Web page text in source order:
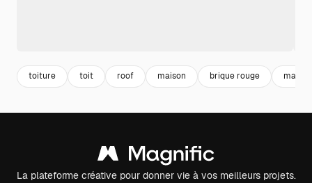
toiture toit roof maison brique rouge
La plateforme créative pour donner vie à vos meilleurs projets.